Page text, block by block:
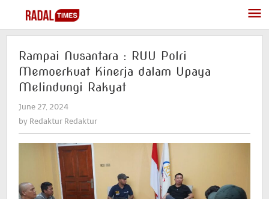
content
Rampai Nusantara : RUU Polri
Memoerkuat Kinerja dalam Upaya
Melindungi Rakyat
June 27, 2024
Redaktur
by Redaktur Redaktur